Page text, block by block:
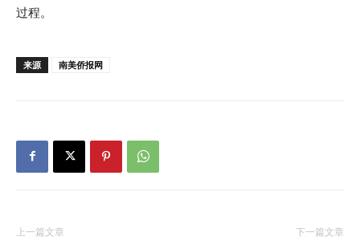
过程。
来源 南美侨报网
上一篇文章 下一篇文章